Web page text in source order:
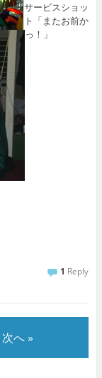
サービスショッ
ト「またお前か
っ！」
1 Reply
次へ »